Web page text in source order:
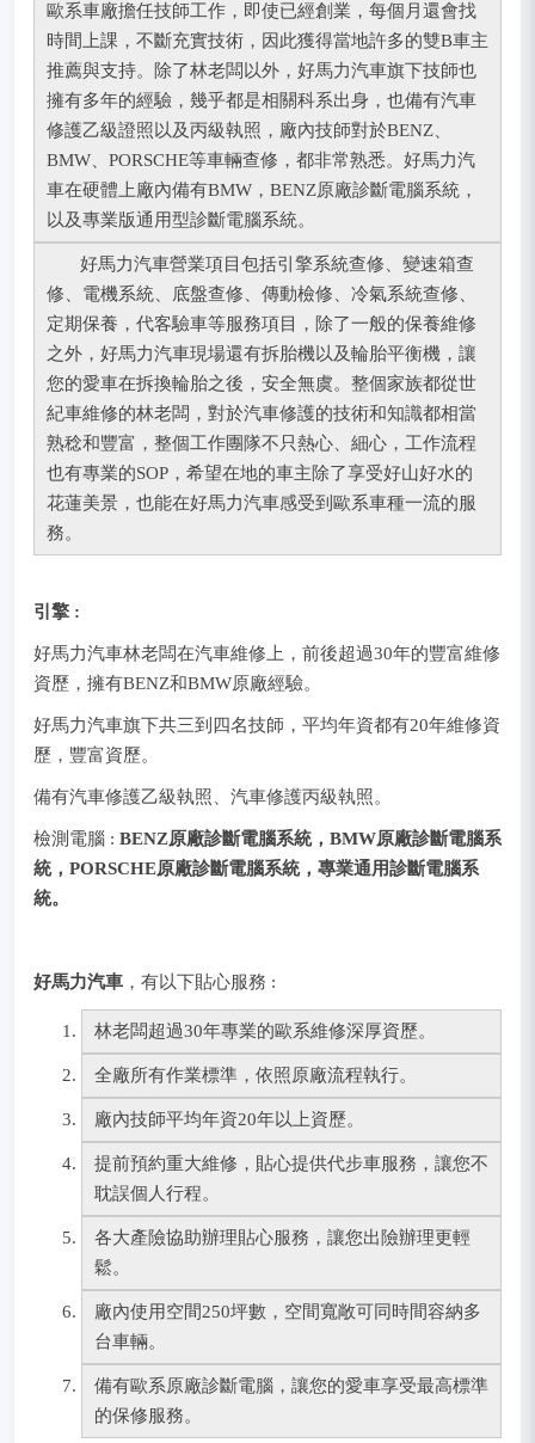
歐系車廠擔任技師工作，即使已經創業，每個月還會找
時間上課，不斷充實技術，因此獲得當地許多的雙B車主
推薦與支持。除了林老闆以外，好馬力汽車旗下技師也
擁有多年的經驗，幾乎都是相關科系出身，也備有汽車
修護乙級證照以及丙級執照，廠內技師對於BENZ、
BMW、PORSCHE等車輛查修，都非常熟悉。好馬力汽
車在硬體上廠內備有BMW，BENZ原廠診斷電腦系統，
以及專業版通用型診斷電腦系統。
好馬力汽車營業項目包括引擎系統查修、變速箱查
修、電機系統、底盤查修、傳動檢修、冷氣系統查修、
定期保養，代客驗車等服務項目，除了一般的保養維修
之外，好馬力汽車現場還有拆胎機以及輪胎平衡機，讓
您的愛車在拆換輪胎之後，安全無虞。整個家族都從世
紀車維修的林老闆，對於汽車修護的技術和知識都相當
熟稔和豐富，整個工作團隊不只熱心、細心，工作流程
也有專業的SOP，希望在地的車主除了享受好山好水的
花蓮美景，也能在好馬力汽車感受到歐系車種一流的服
務。
引擎 :
好馬力汽車林老闆在汽車維修上，前後超過30年的豐富維修
資歷，擁有BENZ和BMW原廠經驗。
好馬力汽車旗下共三到四名技師，平均年資都有20年維修資
歷，豐富資歷。
備有汽車修護乙級執照、汽車修護丙級執照。
檢測電腦 : BENZ原廠診斷電腦系統，BMW原廠診斷電腦系
統，PORSCHE原廠診斷電腦系統，專業通用診斷電腦系
統。
好馬力汽車 ，有以下貼心服務 :
林老闆超過30年專業的歐系維修深厚資歷。
全廠所有作業標準，依照原廠流程執行。
廠內技師平均年資20年以上資歷。
提前預約重大維修，貼心提供代步車服務，讓您不
耽誤個人行程。
各大產險協助辦理貼心服務，讓您出險辦理更輕
鬆。
廠內使用空間250坪數，空間寬敞可同時間容納多
台車輛。
備有歐系原廠診斷電腦，讓您的愛車享受最高標準
的保修服務。